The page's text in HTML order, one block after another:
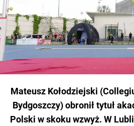
Mateusz Kołodziejski
Bydgoszczy) obronił tytuł
Polski w skoku wzwyż. W